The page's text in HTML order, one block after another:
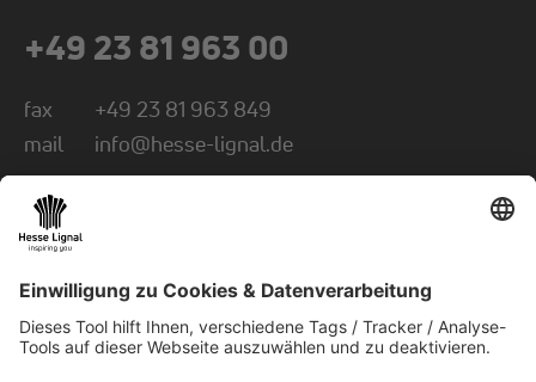
+49 23 81 963 00
fax
+49 23 81 963 849
mail
info@hesse-lignal.de
Newsletter
Monatliche News über innovative Produkte
Wählen Sie Ihr Themengebiet: Handwerk oder